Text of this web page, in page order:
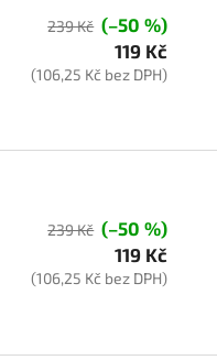
239 Kč (–50 %)
119 Kč
(106,25 Kč bez DPH)
239 Kč (–50 %)
119 Kč
(106,25 Kč bez DPH)